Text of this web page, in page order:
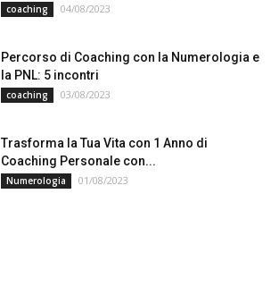
coaching 04/08/2023
Percorso di Coaching con la Numerologia e
la PNL: 5 incontri
coaching 03/08/2023
Trasforma la Tua Vita con 1 Anno di
Coaching Personale con...
Numerologia 01/08/2023